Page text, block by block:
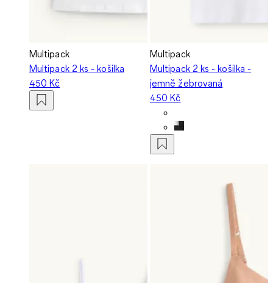
Multipack
Multipack 2 ks - košilka
450 Kč
Multipack
Multipack 2 ks - košilka -
jemně žebrovaná
450 Kč